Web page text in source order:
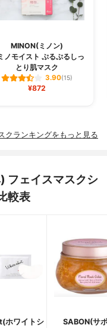
MINON(ミノン)
ノモイスト ぷるぷるしっ
とり肌マスク
3.90(15)
¥872
クランキングをもっと見る
フェイスマスクシ
較表
ホワイトシ
SABON(サ